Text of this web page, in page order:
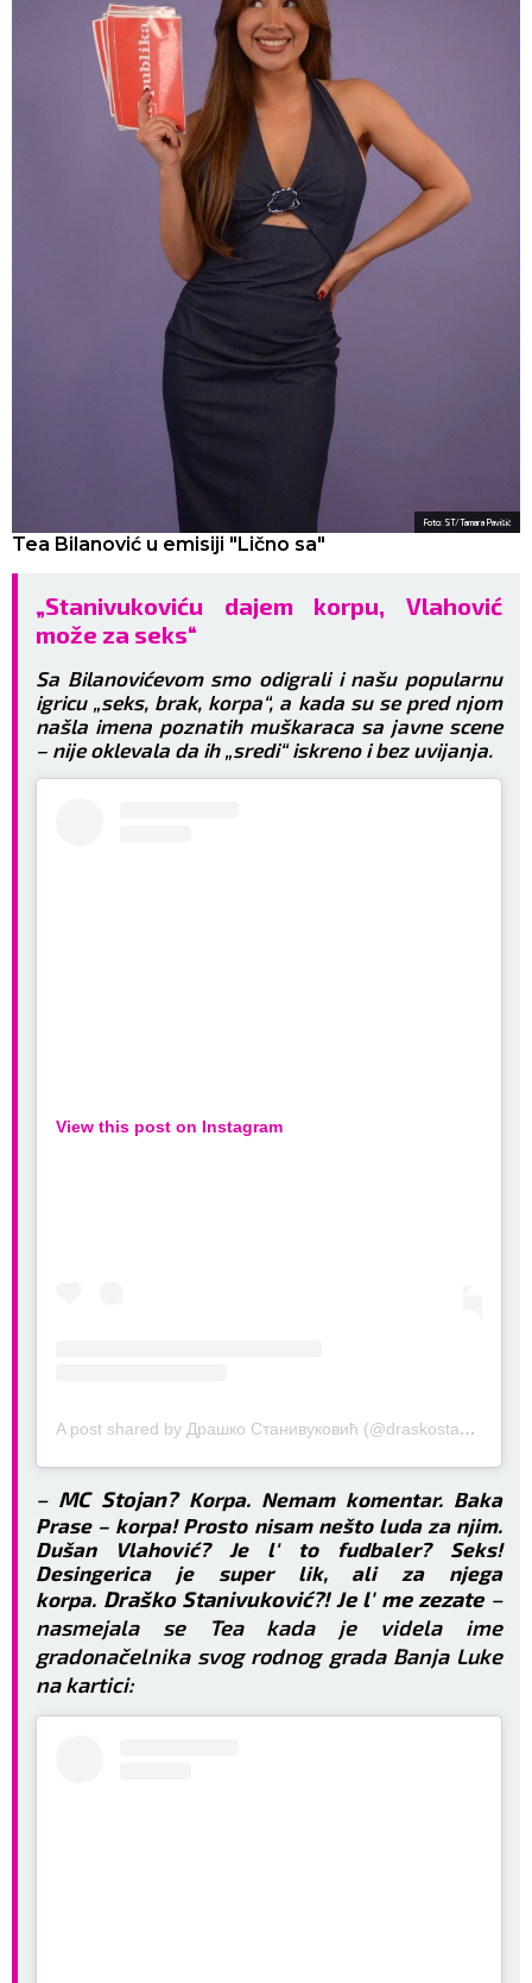
Foto: ST/Tamara Pavišić
Tea Bilanović u emisiji "Lično sa"
„Stanivukoviću dajem korpu, Vlahović
može za seks“
Sa Bilanovićevom smo odigrali i našu popularnu
igricu „seks, brak, korpa“, a kada su se pred njom
našla imena poznatih muškaraca sa javne scene
– nije oklevala da ih „sredi“ iskreno i bez uvijanja.
View this post on Instagram
A post shared by Драшко Станивуковић (@draskostanivukovic)
– MC Stojan?Korpa. Nemam komentar. Baka
Prase – korpa! Prosto nisam nešto luda za njim.
Dušan Vlahović? Je l' to fudbaler? Seks!
Desingerica je super lik, ali za njega
korpa. Draško Stanivuković?! Je l' me zezate–
nasmejala se Tea kada je videla ime
gradonačelnika svog rodnog grada Banja Luke
na kartici: